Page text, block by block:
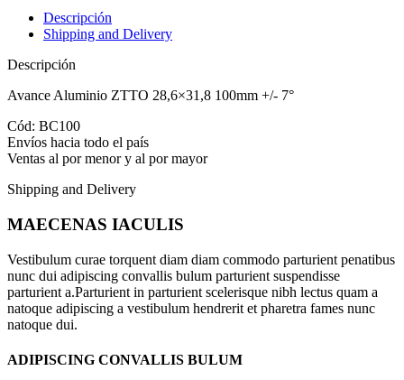
Descripción
Shipping and Delivery
Descripción
Avance Aluminio ZTTO 28,6×31,8 100mm +/- 7°
Cód: BC100
Envíos hacia todo el país
Ventas al por menor y al por mayor
Shipping and Delivery
MAECENAS IACULIS
Vestibulum curae torquent diam diam commodo parturient penatibus
nunc dui adipiscing convallis bulum parturient suspendisse
parturient a.Parturient in parturient scelerisque nibh lectus quam a
natoque adipiscing a vestibulum hendrerit et pharetra fames nunc
natoque dui.
ADIPISCING CONVALLIS BULUM